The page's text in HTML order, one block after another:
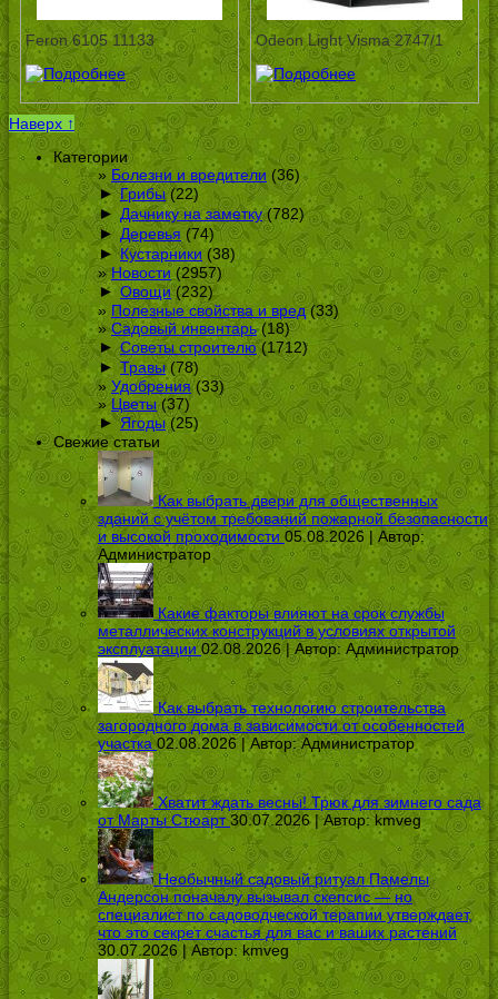
Feron 6105 11133 Odeon Light Visma 2747/1
Наверх ↑
Категории
Болезни и вредители (36)
► Грибы(22)
► Дачнику на заметку(782)
► Деревья (74)
► Кустарники (38)
Новости (2957)
► Овощи(232)
Полезные свойства и вред(33)
Садовый инвентарь(18)
► Советы строителю(1712)
► Травы(78)
Удобрения(33)
Цветы(37)
► Ягоды(25)
Свежие статьи
Как выбрать двери для общественных
зданий с учётом требований пожарной безопасности
и высокой проходимости 05.08.2026 | Автор:
Администратор
Какие факторы влияют на срок службы
металлических конструкций в условиях открытой
эксплуатации 02.08.2026 | Автор: Администратор
Как выбрать технологию строительства
загородного дома в зависимости от особенностей
участка 02.08.2026 | Автор:Администратор
Хватит ждать весны! Трюк для зимнего сада
от Марты Стюарт 30.07.2026 | Автор:kmveg
Необычный садовый ритуал Памелы
Андерсон поначалу вызывал скепсис — но
специалист по садоводческой терапии утверждает,
что это секрет счастья для вас и ваших растений
30.07.2026 | Автор: kmveg